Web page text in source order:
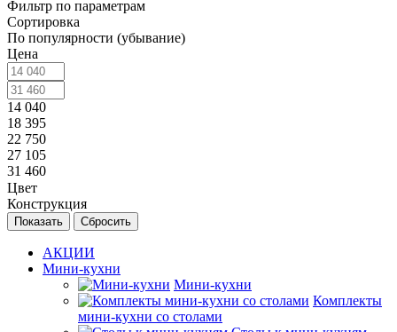
Фильтр по параметрам
Сортировка
По популярности (убывание)
Цена
14 040
18 395
22 750
27 105
31 460
Цвет
Конструкция
Сбросить
АКЦИИ
Мини-кухни
Мини-кухни
Комплекты
мини-кухни со столами